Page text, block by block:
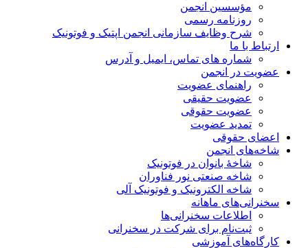
مؤسسین انجمن
روزنامه رسمی
شرح وظایف سازمانی انجمن اپتیک و فوتونیک
ارتباط با ما
شماره های تماس، ایمیل و آدرس
عضویت در انجمن
راهنمای عضویت
عضویت حقیقی
عضویت حقوقی
تمدید عضویت
اعضای حقوقی
شاخه‌های انجمن
شاخۀ بانوان در فوتونیک
شاخه صنعتی نور فناوران
شاخه‌ الکترونیک و فوتونیک آلی
سخنرانی‌های ماهانه
اطلاعات سخنرانی‌‌ها
ثبت‌نام برای شرکت در سخنرانی
کارگاه‌های آموزشی